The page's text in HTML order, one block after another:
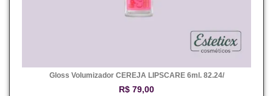
Gloss Volumizador CEREJA LIPSCARE 6ml. 82.24/
R$ 79,00